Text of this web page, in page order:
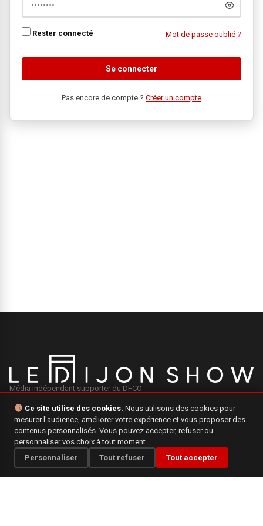
Rester connecté Mot de passe oublié ?
Se connecter
Pas encore de compte ? Créer un compte
Média indépendant supporter du DFCO
INFORMATIONS
Mentions légales
Qui sommes-nous ?
Ce site utilise des cookies. Nous utilisons des cookies pour
mesurer l'audience, améliorer votre expérience et vous proposer des
contenus personnalisés. Vous pouvez accepter, refuser ou
personnaliser vos choix à tout moment.
Personnaliser
Tout refuser Tout accepter